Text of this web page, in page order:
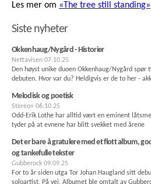
Les mer om «The tree still standing»
Siste nyheter
Okkenhaug/Nygård - Historier
Nettavisen 07.10.25
Den høyst unike duoen Okkenhaug/Nygård
debuten. Hvor var du? Heldigvis er de to her -
Melodisk og poetisk
Stereo+ 06.10.25
Odd-Erik Lothe har alltid vært en eminent
tyder på at evnene har blitt svekket med årene
Det er bare å gratulere med et flott album,
og tankefulle tekster
Gubberock 09.09.25
For to år siden utga Tor Johan Haugland sitt
soloartist, På vei. Albumet ble omtalt av